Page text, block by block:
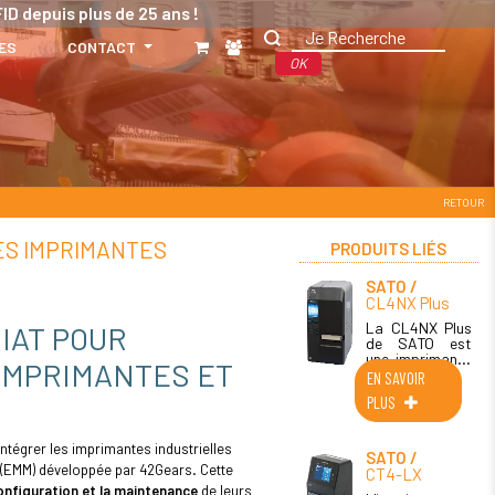
depuis plus de 25 ans !
CONTACT
OK
RETOUR
IMPRIMANTES
POUR
ET
les imprimantes industrielles
développée par 42Gears. Cette
et la maintenance de leurs
PRODUITS LIÉS
SATO
CL4NX Plus
La CL4NX Plus
de SATO est
une imprimante
d'étiquettes
flexible, précise
et rapide qui
convient à de
industries.
Cette
imprimante
EN SAVOIR
PLUS
SATO
CT4-LX